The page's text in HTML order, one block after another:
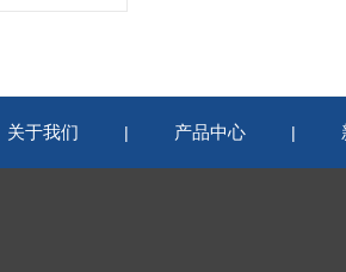
关于我们 | 产品中心 |